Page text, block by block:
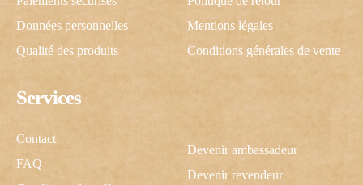
Services
Contact
FAQ
Devenir ambassadeur
Devenir revendeur
Données personnelles
Qualité des produits
Mentions légales
Conditions générales de vente